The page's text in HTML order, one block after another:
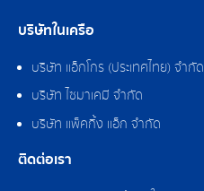
บริษัทในเครือ
บริษัท แอ็กโกร (ประเทศไทย) จำกัด
บริษัท ไซมาเคมี จำกัด
บริษัท แพ็คกิ้ง แอ็ก จำกัด
ติดต่อเรา